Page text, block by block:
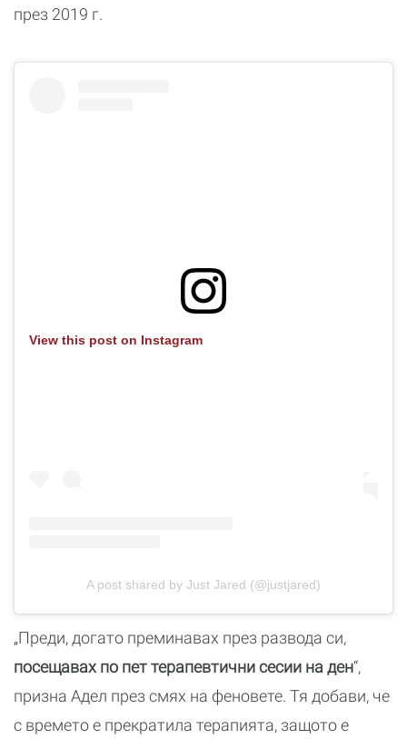
през 2019 г.
View this post on Instagram
A post shared by Just Jared (@justjared)
„Преди, догато преминавах през развода си,
посещавах по пет терапевтични сесии на ден“,
призна Адел през смях на феновете. Тя добави, че
с времето е прекратила терапията, защото е